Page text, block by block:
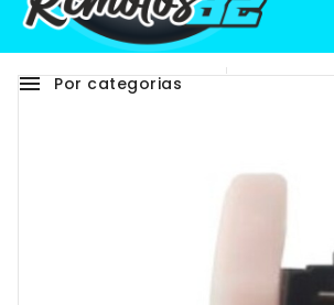
menu Por categorias
NUEVO